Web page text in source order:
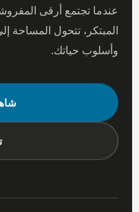
عندما تجتمع أرقى
المبتكر، تتحول المساحة
وأسلوب حياتك.